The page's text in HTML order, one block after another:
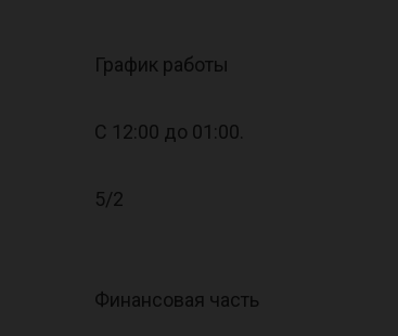
График работы
С 12:00 до 01:00.
5/2
Финансовая часть